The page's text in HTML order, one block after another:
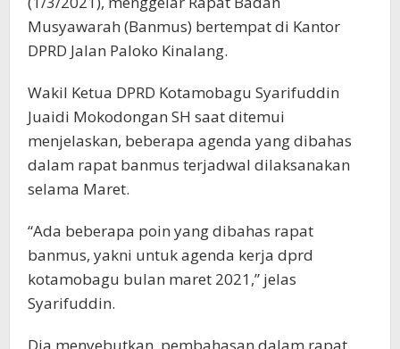
Musyawarah (Banmus) bertempat di Kantor
DPRD Jalan Paloko Kinalang.
Wakil Ketua DPRD Kotamobagu Syarifuddin
Juaidi Mokodongan SH saat ditemui
menjelaskan, beberapa agenda yang dibahas
dalam rapat banmus terjadwal dilaksanakan
selama Maret.
“Ada beberapa poin yang dibahas rapat
banmus, yakni untuk agenda kerja dprd
kotamobagu bulan maret 2021,” jelas
Syarifuddin.